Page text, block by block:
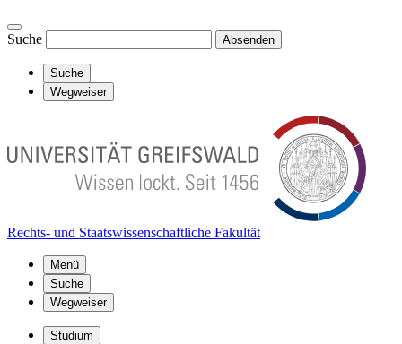
Suche Absenden
Suche
Wegweiser
Rechts- und Staatswissenschaftliche Fakultät
Menü
Suche
Wegweiser
Studium